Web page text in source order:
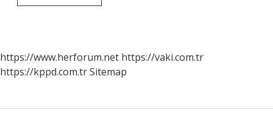
Erken
Mu
https://www.herforum.net https://vaki.com.tr
https://kppd.com.trSitemap